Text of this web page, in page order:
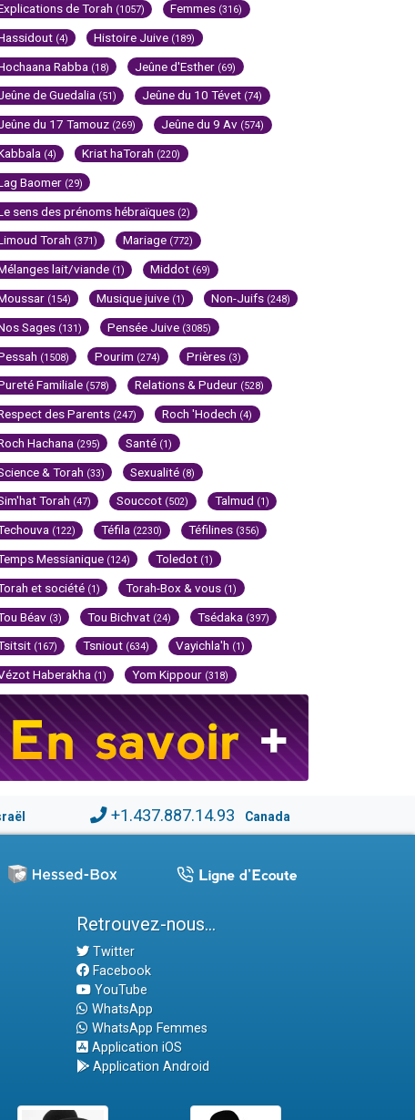
de Torah (1057) Femmes (316)
(4) Histoire Juive (189)
Rabba (18) Jeûne d'Esther (69)
de Guedalia (51) Jeûne du 10 Tévet (74)
du 17 Tamouz (269) Jeûne du 9 Av (574)
(4) Kriat haTorah (220)
Baomer (29)
sens des prénoms hébraïques (2)
Torah (371) Mariage (772)
lait/viande (1) Middot (69)
(154) Musique juive (1) Non-Juifs (248)
Sages (131) Pensée Juive (3085)
(1508) Pourim (274) Prières (3)
Familiale (578) Relations & Pudeur (528)
des Parents (247) Roch 'Hodech (4)
Hachana (295) Santé (1)
& Torah (33) Sexualité (8)
Torah (47) Souccot (502) Talmud (1)
(122) Téfila (2230) Téfilines (356)
Messianique (124) Toledot (1)
et société (1) Torah-Box & vous (1)
Béav (3) Tou Bichvat (24) Tsédaka (397)
(167) Tsniout (634) Vayichla'h (1)
Haberakha (1) Yom Kippour (318)
+1.437.887.14.93 Canada
Retrouvez-nous...
Twitter
Facebook
YouTube
WhatsApp
WhatsApp Femmes
Application iOS
Application Android